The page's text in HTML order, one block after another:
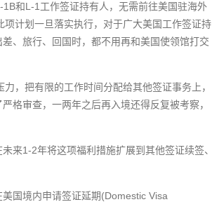
和L-1工作签证持有人，无需前往美国驻海外
计划一旦落实执行，对于广大美国工作签证持
、旅行、回国时，都不用再和美国使领馆打交
，把有限的工作时间分配给其他签证事务上，
格审查，一两年之后再入境还得反复被考察，
来1-2年将这项福利措施扩展到其他签证续签、
国境内申请签证延期(Domestic Visa